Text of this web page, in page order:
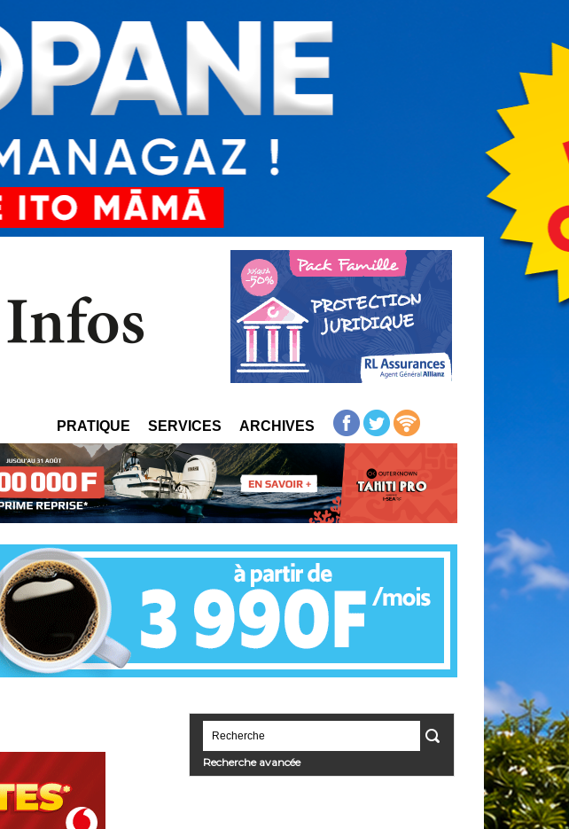
PRATIQUE SERVICES ARCHIVES
Recherche avancée